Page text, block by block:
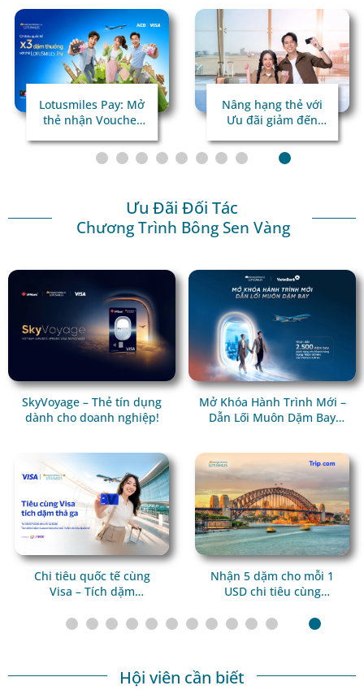
Lotusmiles Pay: Mở
thẻ nhận Voucher
Chi tiêu quốc tế x3
dặm thưởng!
Nâng hạng thẻ với
Ưu đãi giảm đến
Ưu Đãi Đối Tác
Chương Trình Bông Sen Vàng
SkyVoyage – Thẻ tín dụng
dành cho doanh nghiệp!
Mở Khóa Hành Trình Mới –
Dẫn Lối Muôn Dặm Bay
Chi tiêu quốc tế cùng
Visa – Tích dặm
hành trình
Nhận 5 dặm cho mỗi 1
USD chi tiêu cùng
Hội viên cần biết